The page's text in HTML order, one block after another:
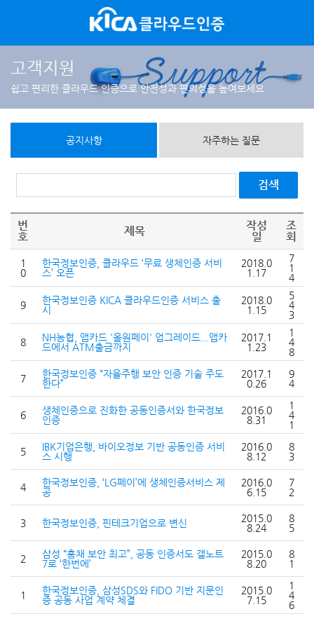
고객지원
쉽고 편리한 클라우드 인증으로 안전성과 편의성을 높여보세요
공지사항 자주하는 질문
검색
번
호
제목
작성
일
조
회
1
0
한국정보인증, 클라우드 ‘무료 생체인증 서비
스’ 오픈
2018.0
1.17
7
1
4
9
한국정보인증 KICA 클라우드인증 서비스 출
시
2018.0
1.15
5
4
3
8
NH농협, 앱카드 '올원페이' 업그레이드...앱카
드에서 ATM출금까지
2017.1
1.23
1
4
8
7
한국정보인증 “자율주행 보안 인증 기술 주도
한다”
2017.1
0.26
9
4
6
생체인증으로 진화한 공동인증서와 한국정보
인증
2016.0
8.31
1
4
1
5
IBK기업은행, 바이오정보 기반 공동인증 서비
스 시행
2016.0
8.12
8
3
4
한국정보인증, ‘LG페이’에 생체인증서비스 제
공
2016.0
6.15
7
2
3 한국정보인증, 핀테크기업으로 변신
2015.0
8.24
8
5
2
삼성 “홍채 보안 최고”, 공동 인증서도 갤노트
7로 ‘한번에’
2015.0
8.20
8
1
1
한국정보인증, 삼성SDS와 FIDO 기반 지문인
증 공동 사업 계약 체결
2015.0
7.15
1
4
6